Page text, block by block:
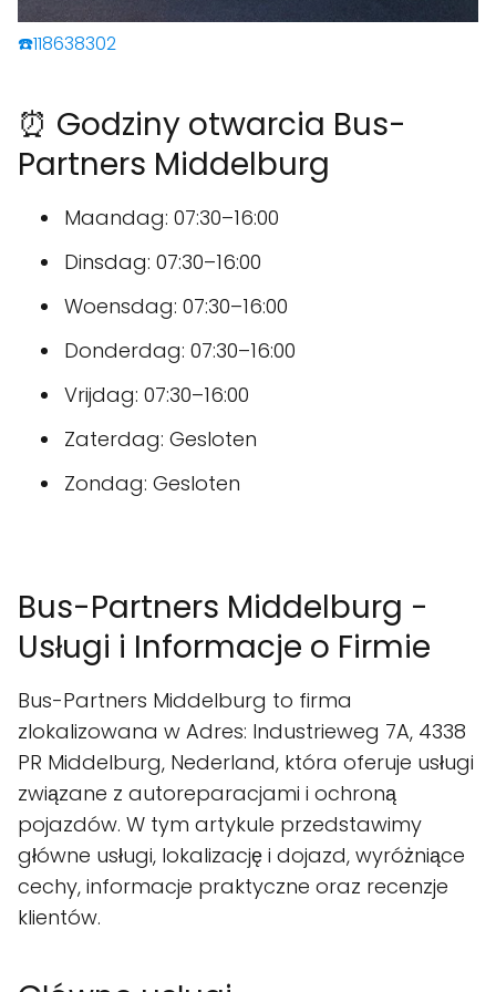
☎️118638302
⏰ Godziny otwarcia Bus-
Partners Middelburg
Maandag: 07:30–16:00
Dinsdag: 07:30–16:00
Woensdag: 07:30–16:00
Donderdag: 07:30–16:00
Vrijdag: 07:30–16:00
Zaterdag: Gesloten
Zondag: Gesloten
Bus-Partners Middelburg -
Usługi i Informacje o Firmie
Bus-Partners Middelburg to firma
zlokalizowana w Adres: Industrieweg 7A, 4338
PR Middelburg, Nederland, która oferuje usługi
związane z autoreparacjami i ochroną
pojazdów. W tym artykule przedstawimy
główne usługi, lokalizację i dojazd, wyróżniące
cechy, informacje praktyczne oraz recenzje
klientów.